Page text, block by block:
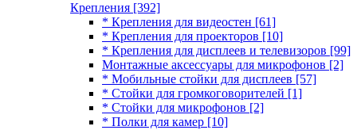
Крепления [392]
* Крепления для видеостен [61]
* Крепления для проекторов [10]
* Крепления для дисплеев и телевизоров [99]
Монтажные аксессуары для микрофонов [2]
* Мобильные стойки для дисплеев [57]
* Стойки для громкоговорителей [1]
* Стойки для микрофонов [2]
* Полки для камер [10]